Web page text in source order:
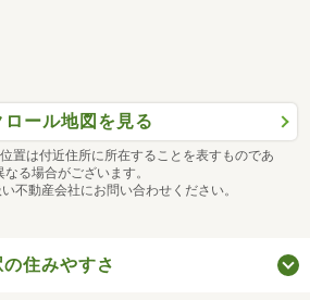
ロール地図を見る
置は付近住所に所在することを表すものであ
る場合がございます。
不動産会社にお問い合わせください。
住みやすさ